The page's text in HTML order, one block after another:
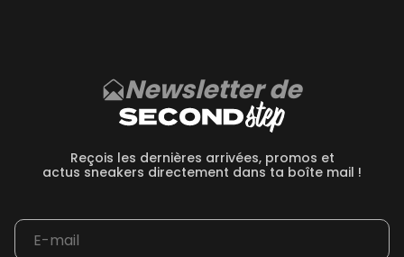
Newsletter de
Reçois les dernières arrivées, promos et
actus sneakers directement dans ta boîte mail !